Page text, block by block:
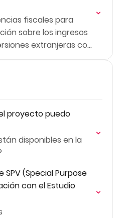
fiscales para
sobre los ingresos
extranjeras con
proyecto puedo
disponibles en la
(Special Purpose
con el Estudio